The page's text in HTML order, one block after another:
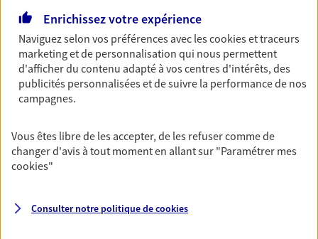
Découvrir l'offre Garantie Accidents de la Vie
OBTENIR UN TARIF EN LIGNE
Multirisque Entreprise
unique pour protéger vos locaux, matériels pro,
équipements et stocks… sans oublier votre
responsabilité civile.
Enrichissez votre expérience
Naviguez selon vos préférences avec lescookies et traceurs
marketing et de personnalisation qui nous permettent
d'afficher du contenu adapté à vos centres d'intérêts, des
publicités personnalisées et de suivre la performance de nos
campagnes.
Vous êtes libre de les accepter, de les refuser comme de
changer d'avis à tout moment en allant sur "Paramétrer mes
cookies"
Consulter notre politique decookies